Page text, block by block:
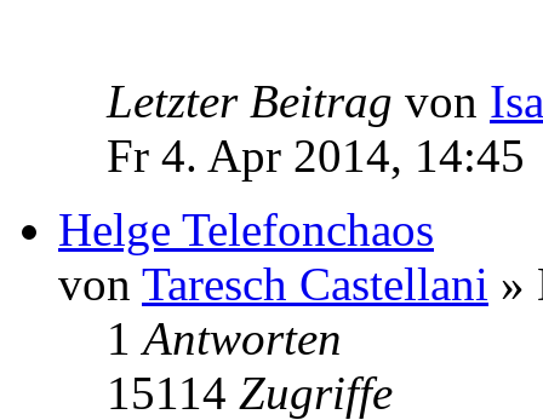
Letzter Beitrag von
Fr 4. Apr 2014, 14:45
Helge Telefonchaos
von Taresch Castellani »
1Antworten
15114 Zugriffe